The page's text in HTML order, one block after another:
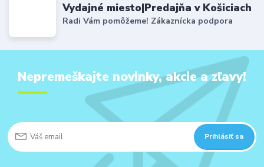
Vydajné miesto|Predajňa v Košiciach
Radi Vám pomôžeme! Zákaznícka podpora
Nepremeškajte novinky, akcie a zľavy!
Prihlásiť sa